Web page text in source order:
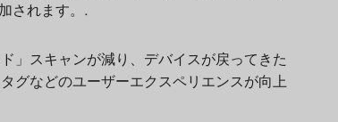
されます。.
」スキャンが減り、デバイスが戻ってきた
グなどのユーザーエクスペリエンスが向上